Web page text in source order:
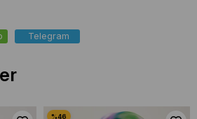
Telegram